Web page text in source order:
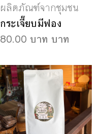
ผลิตภัณฑ์จากชุมชน
กระเจี๊ยบมีฟอง
80.00 บาท บาท